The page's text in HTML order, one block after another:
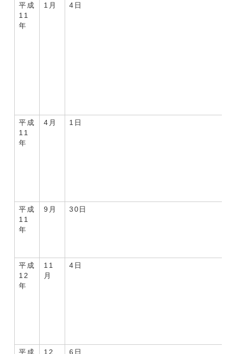
平成
11
年
1月 4日
平成
11
年
4月 1日
平成
11
年
9月 30日
平成
12
年
11
月
4日
平成
12
6日